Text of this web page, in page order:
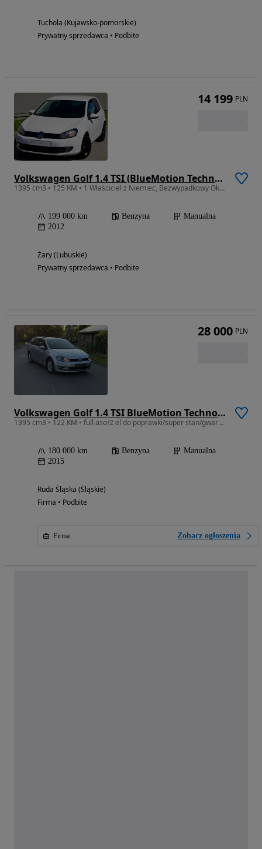
Tuchola (Kujawsko-pomorskie)
Prywatny sprzedawca • Podbite
Volkswagen Golf 1.4 TSI (BlueMotion Technology) Comfortline
1395 cm3 • 125 KM • 1 Właściciel z Niemiec, Bezwypadkowy Okazja
199 000 km Benzyna
Manualna
2012
Żary (Lubuskie)
Prywatny sprzedawca • Podbite
14 199 PLN
Volkswagen Golf 1.4 TSI BlueMotion Technology Comfortline
1395 cm3 • 122 KM • full aso/2 el do poprawki/super stan/gwarncja
180 000 km Benzyna
Manualna
2015
Ruda Śląska (Śląskie)
Firma • Podbite
Firma Zobacz ogłoszenia
28 000 PLN